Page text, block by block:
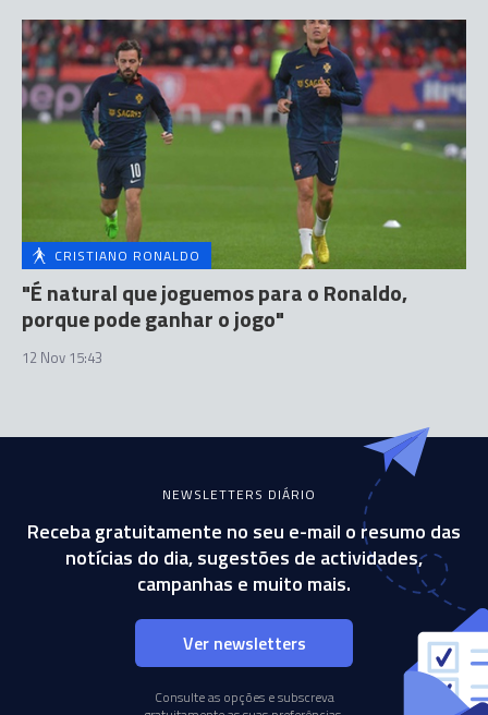
CRISTIANO RONALDO
"É natural que joguemos para o Ronaldo,
porque pode ganhar o jogo"
12 Nov 15:43
NEWSLETTERS DIÁRIO
Receba gratuitamente no seu e-mail o resumo das
notícias do dia, sugestões de actividades,
campanhas e muito mais.
Ver newsletters
Consulte as opções e subscreva